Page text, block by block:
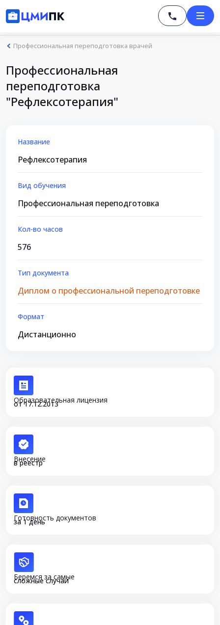
Профессиональная переподготовка врачей
Профессиональная
переподготовка
"Рефлексотерапия"
Название
Рефлексотерапия
Вид обучения
Профессиональная переподготовка
Кол-во часов
576
Тип документа
Диплом о профессиональной переподготовке
Формат
Дистанционно
Образовательная лицензия
от 17.12.2013
Внесение
в реестр
Готовность документов
за 1 день
Беремся за самые
сложные случаи